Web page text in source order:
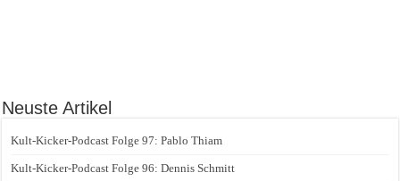
Neuste Artikel
Kult-Kicker-Podcast Folge 97: Pablo Thiam
Kult-Kicker-Podcast Folge 96: Dennis Schmitt